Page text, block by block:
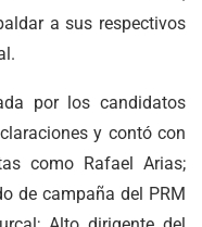
a sus respectivos
por los candidatos
y contó con
como Rafael Arias;
de campaña del PRM